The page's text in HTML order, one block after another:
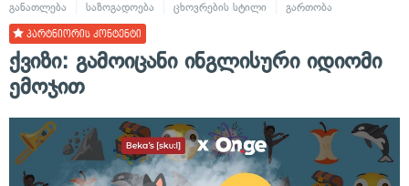
განათლება
საზოგადოება ცხოვრების სტილი გართობა
პარტნიორის კონტენტი
ქვიზი: ⁠გამოიცანი ინგლისური იდიომი
ემოჯით